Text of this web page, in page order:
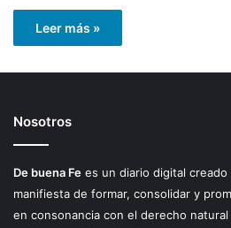
Leer más »
Nosotros
De buena Fe es un diario digital
manifiesta de formar, consolidar y
en consonancia con el derecho